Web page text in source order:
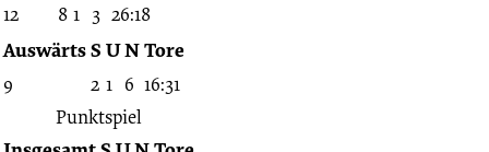
12 8 1 3 26:18
AuswärtsS UNTore
9 2 1 6 16:31
Punktspiel